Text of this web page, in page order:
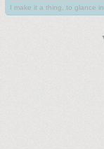
I make it a thing, to glance